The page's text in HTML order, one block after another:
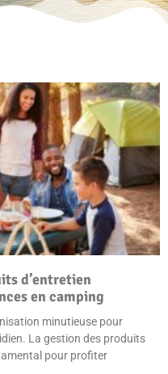
d’entretien
en camping
minutieuse pour
La gestion des produits
pour profiter